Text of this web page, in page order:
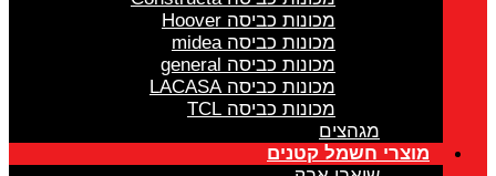
מכונות כביסה Hoover
מכונות כביסה midea
מכונות כביסה general
מכונות כביסה LACASA
מכונות כביסה TCL
מגהצים
מוצרי חשמל קטנים